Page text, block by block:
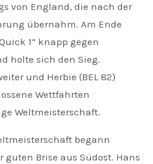
von England, die nach der
übernahm. Am Ende
1“ knapp gegen
holte sich den Sieg.
und Herbie (BEL 82)
Wettfahrten
Weltmeisterschaft.
begann
Brise aus Südost. Hans